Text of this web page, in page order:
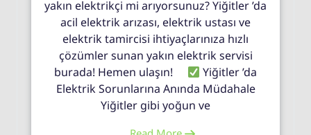
yakın elektrikçi mi arıyorsunuz? Yiğitler ’da
acil elektrik arızası, elektrik ustası ve
elektrik tamircisi ihtiyaçlarınıza hızlı
çözümler sunan yakın elektrik servisi
burada! Hemen ulaşın!
Yiğitler ’da
Elektrik Sorunlarına Anında Müdahale
Yiğitler gibi yoğun ve